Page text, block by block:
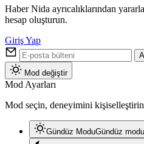
Haber Nida ayrıcalıklarından
hesap oluşturun.
Giriş Yap
Mod değiştir
Mod Ayarları
Mod seçin, deneyimini
Gündüz ModuGündüz